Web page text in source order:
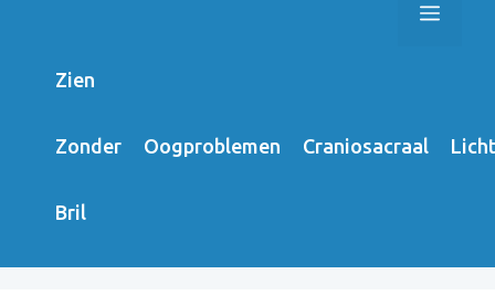
Menu
Zien
Zonder
Bril
Oogproblemen Craniosacraal Licht